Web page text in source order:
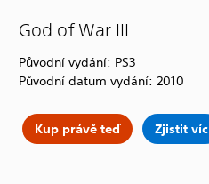
God of War III
Původní vydání: PS3
Původní datum vydání: 2010
Kup právě teď Zjistit víc